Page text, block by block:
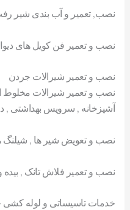
نصب, تعمیر و آب بندی شیر
نصب و تعمیر فن کویل های
نصب و تعمیر شیرالات جردن
نصب و تعمیر شیرالات
آشپزخانه , سرویس بهداشتی ,
نصب و تعویض شیر ها , شیلنگ
نصب و تعمیر فلاش تانک , بیده
خدمات تاسیساتی و لوله